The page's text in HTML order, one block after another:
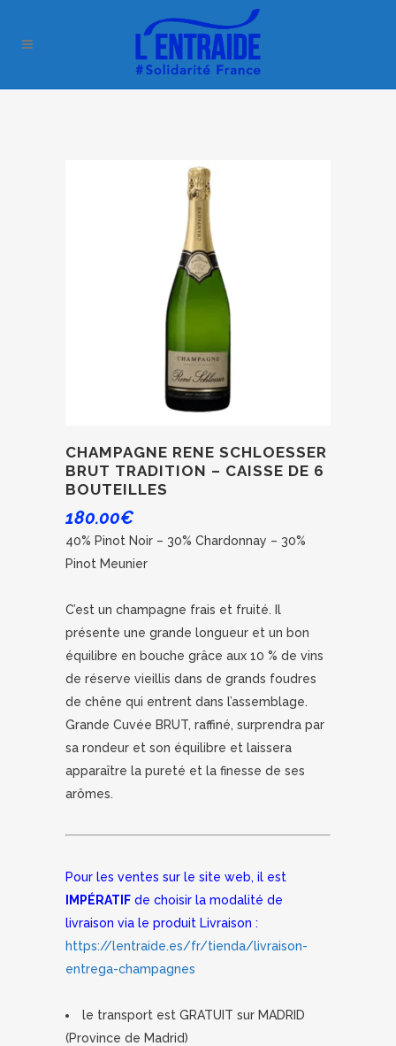
CHAMPAGNE RENE SCHLOESSER
BRUT TRADITION – CAISSE DE 6
BOUTEILLES
180.00€
40% Pinot Noir – 30% Chardonnay – 30%
Pinot Meunier
C’est un champagne frais et fruité. Il
présente une grande longueur et un bon
équilibre en bouche grâce aux 10 % de vins
de réserve vieillis dans de grands foudres
de chêne qui entrent dans l’assemblage.
Grande Cuvée BRUT, raffiné, surprendra par
sa rondeur et son équilibre et laissera
apparaître la pureté et la finesse de ses
arômes.
Pour les ventes sur le site web, il est
IMPÉRATIF de choisir la modalité de
livraison via le produit Livraison :
https://lentraide.es/fr/tienda/livraison-
entrega-champagnes
le transport est GRATUIT sur MADRID
(Province de Madrid)